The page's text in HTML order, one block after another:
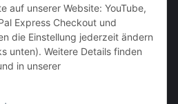
widerrufen
auf unserer Website: YouTube,
Express Checkout und
die Einstellung jederzeit ändern
unten). Weitere Details finden
in unserer